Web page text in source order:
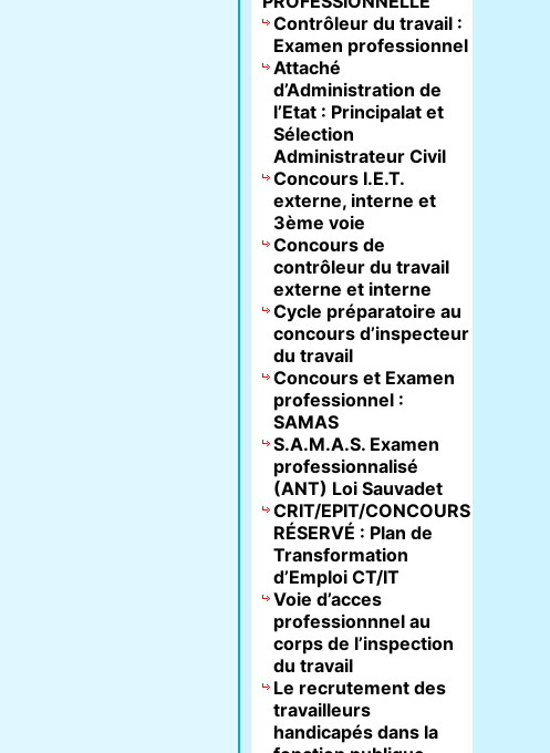
Contrôleur du travail :
Examen professionnel
Attaché
d’Administration de
l’Etat : Principalat et
Sélection
Administrateur Civil
Concours I.E.T.
externe, interne et
3ème voie
Concours de
contrôleur du travail
externe et interne
Cycle préparatoire au
concours d’inspecteur
du travail
Concours et Examen
professionnel :
SAMAS
S.A.M.A.S. Examen
professionnalisé
(ANT) Loi Sauvadet
CRIT/EPIT/CONCOURS
RÉSERVÉ : Plan de
Transformation
d’Emploi CT/IT
Voie d’acces
professionnnel au
corps de l’inspection
du travail
Le recrutement des
travailleurs
handicapés dans la